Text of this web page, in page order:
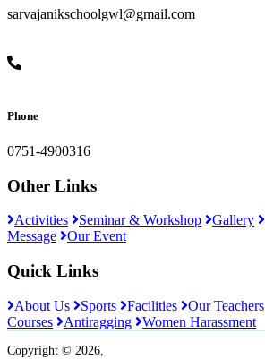
sarvajanikschoolgwl@gmail.com
Phone
0751-4900316
Other Links
Activities Seminar & Workshop Gallery
Message
Our Event
Quick Links
About Us Sports Facilities Our Teachers
Courses
Antiragging Women Harassment
Copyright © 2026,